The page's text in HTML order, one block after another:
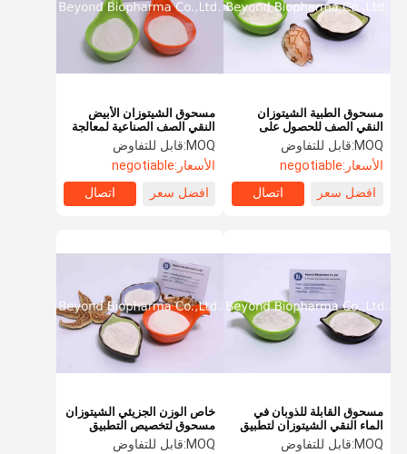
مسحوق الشيتوزان الأبيض
النقي الصف الصناعية لمعالجة
مياه الصرف الصحي
MOQ: قابل للتفاوض
الأسعار:negotiable
افضل سعر
اتصال
مسحوق الطبية الشيتوزان
النقي الصف للحصول على
تطبيق جيد انسيابية المتاحة
MOQ: قابل للتفاوض
الأسعار:negotiable
افضل سعر
اتصال
خاص الوزن الجزيئي الشيتوزان
مسحوق لتخصيص التطبيق
MOQ: قابل للتفاوض
مسحوق القابلة للذوبان في
الماء النقي الشيتوزان لتطبيق
المكملات الغذائية
MOQ: قابل للتفاوض